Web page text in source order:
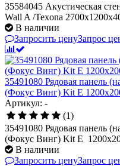
35584045 Акустическая
Wall A /Texona
В наличии
Запросить ценуЗапрос
35491080 Рядовая панель
(Фокус Винг) Kit E
Артикул: -
(1)
35491080 Рядовая панель
(Фокус Винг) Kit E
В наличии
Запросить ценуЗапрос